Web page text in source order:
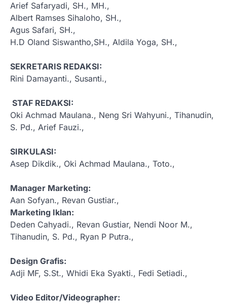
Arief Safaryadi, SH., MH.,
Albert Ramses Sihaloho, SH.,
Agus Safari, SH.,
H.D Oland Siswantho,SH., Aldila Yoga, SH.,
SEKRETARIS REDAKSI:
Rini Damayanti., Susanti.,
STAF REDAKSI:
Oki Achmad Maulana., Neng Sri Wahyuni., Tihanudin,
S. Pd., Arief Fauzi.,
SIRKULASI:
Asep Dikdik., Oki Achmad Maulana., Toto.,
Manager Marketing:
Aan Sofyan., Revan Gustiar.,
Marketing Iklan:
Deden Cahyadi., Revan Gustiar, Nendi Noor M.,
Tihanudin, S. Pd., Ryan P Putra.,
Design Grafis:
Adji MF, S.St., Whidi Eka Syakti., Fedi Setiadi.,
Video Editor/Videographer: